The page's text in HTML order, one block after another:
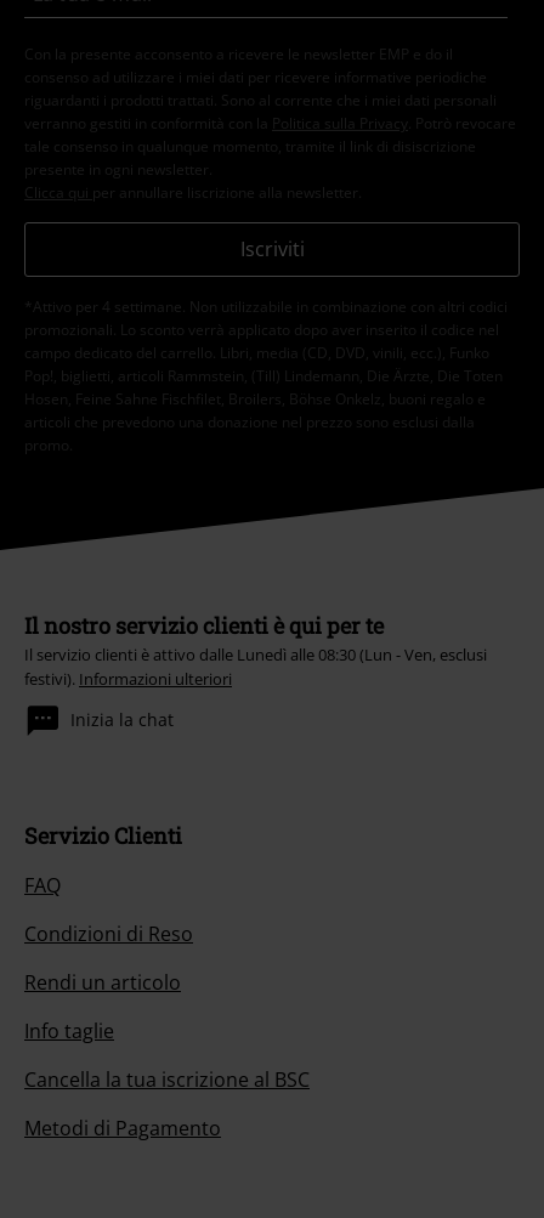
Con la presente acconsento a ricevere le newsletter EMP e do il
consenso ad utilizzare i miei dati per ricevere informative periodiche
riguardanti i prodotti trattati. Sono al corrente che i miei dati personali
verranno gestiti in conformità con la
Politica sulla Privacy
. Potrò revocare
tale consenso in qualunque momento, tramite il link di disiscrizione
presente in ogni newsletter.
Clicca qui per annullare liscrizione alla newsletter.
Iscriviti
*Attivo per 4 settimane. Non utilizzabile in combinazione con altri codici
promozionali. Lo sconto verrà applicato dopo aver inserito il codice nel
campo dedicato del carrello. Libri, media (CD, DVD, vinili, ecc.), Funko
Pop!, biglietti, articoli Rammstein, (Till) Lindemann, Die Ärzte, Die Toten
Hosen, Feine Sahne Fischfilet, Broilers, Böhse Onkelz, buoni regalo e
articoli che prevedono una donazione nel prezzo sono esclusi dalla
promo.
Il nostro servizio clienti è qui per te
Il servizio clienti è attivo dalle Lunedì alle 08:30 (Lun - Ven, esclusi
festivi). Informazioni ulteriori
Inizia la chat
Servizio Clienti
FAQ
Condizioni di Reso
Rendi un articolo
Info taglie
Cancella la tua iscrizione al BSC
Metodi di Pagamento